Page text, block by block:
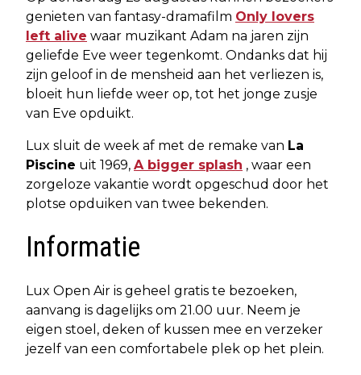
genieten van fantasy-dramafilm Only lovers
left alive waar muzikant Adam na jaren zijn
geliefde Eve weer tegenkomt. Ondanks dat hij
zijn geloof in de mensheid aan het verliezen is,
bloeit hun liefde weer op, tot het jonge zusje
van Eve opduikt.
Lux sluit de week af met de remake van La
Piscine uit 1969, A bigger splash , waar een
zorgeloze vakantie wordt opgeschud door het
plotse opduiken van twee bekenden.
Informatie
Lux Open Air is geheel gratis te bezoeken,
aanvang is dagelijks om 21.00 uur. Neem je
eigen stoel, deken of kussen mee en verzeker
jezelf van een comfortabele plek op het plein.